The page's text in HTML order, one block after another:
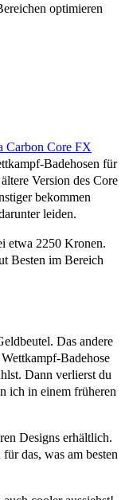
optimieren
Carbon Core FX
Badehosen für
Version des Core
bekommen
leiden.
etwa 2250 Kronen.
Besten im Bereich
Das andere
Badehose
Dann verlierst du
ich in einem früheren
Designs erhältlich.
das, was am besten